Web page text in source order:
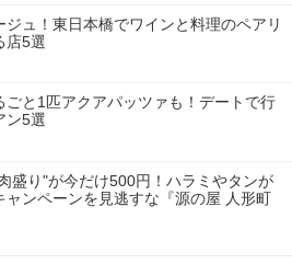
ジュ！東日本橋でワインと料理のペアリ
店5選
ごと1匹アクアパッツァも！デートで行
ン5選
盛り"が今だけ500円！ハラミやタンが
ャンペーンを見逃すな『源の屋 人形町